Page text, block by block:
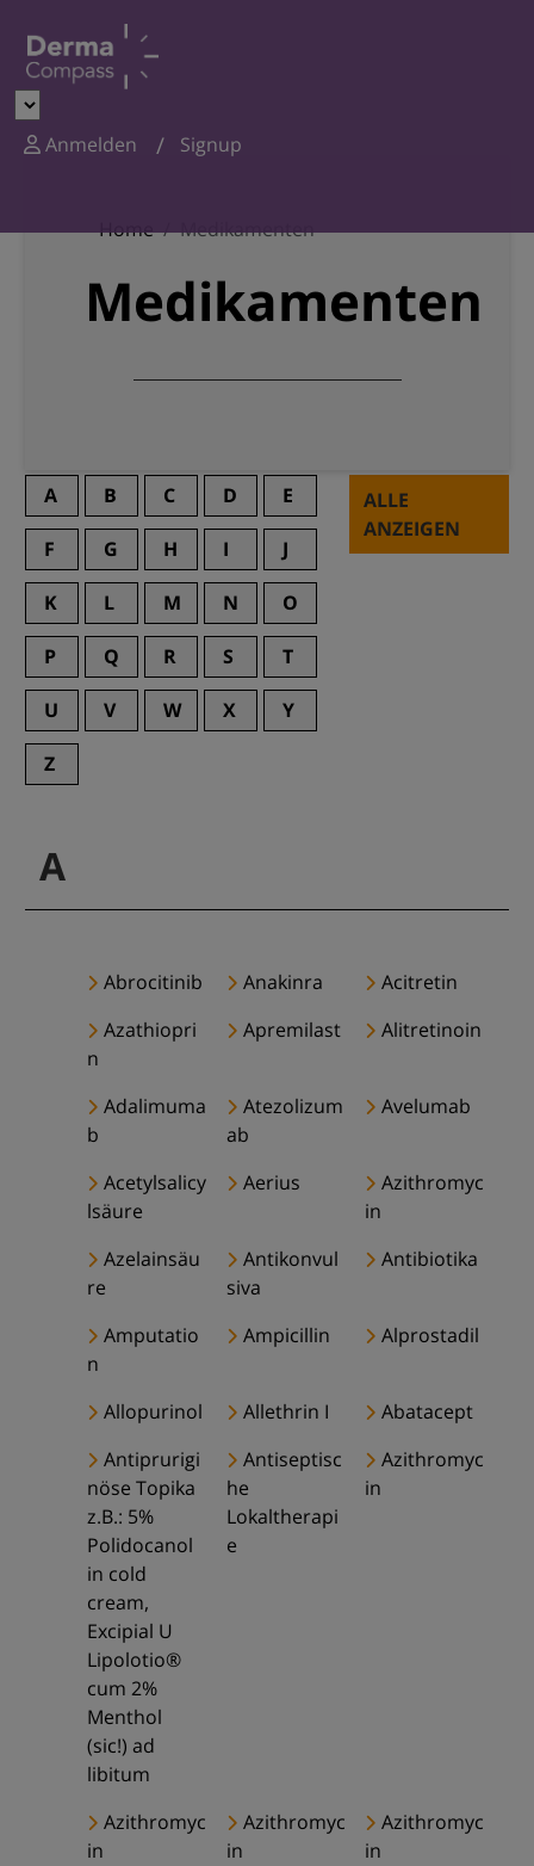
Anmelden Signup
Home Medikamenten
Medikamenten
A B C D E
F G H I J
K L M N O
P Q R S T
U V W X Y
Z
ALLE
ANZEIGEN
A
Abrocitinib Anakinra
Acitretin
Azathiopri
n
Apremilast Alitretinoin
Adalimuma
b
Atezolizum
ab
Avelumab
Acetylsalicy
lsäure
Aerius
Azithromyc
in
Azelainsäu
re
Antikonvul
siva
Antibiotika
Amputatio
n
Ampicillin Alprostadil
Allopurinol Allethrin I
Abatacept
Antiprurigi
nöse Topika
z.B.: 5%
Polidocanol
in cold
cream,
Excipial U
Lipolotio®
cum 2%
Menthol
(sic!) ad
libitum
Antiseptisc
he
Lokaltherapi
e
Azithromyc
in
Azithromyc
in
Azithromyc
in
Azithromyc
in